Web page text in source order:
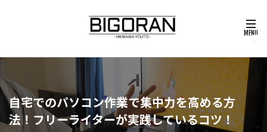
自宅でのパソコン作業で集中力を高める方
法！フリーライターが実践しているコツ！